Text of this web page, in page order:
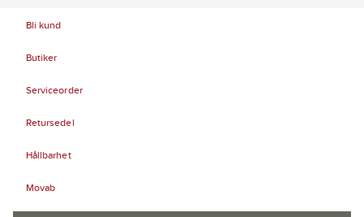
Bli kund
Butiker
Serviceorder
Retursedel
Hållbarhet
Movab